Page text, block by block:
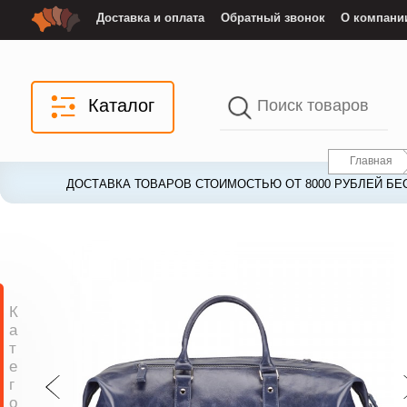
Доставка и оплата Обратный звонок О
Каталог
Главная
ДОСТАВКА ТОВАРОВ СТОИМОСТЬЮ ОТ 8000 РУБЛЕЙ
ДОСТАВКА ТОВАРОВ СТОИМОСТЬЮ ОТ 8000 РУБЛЕЙ
К
а
т
е
г
о